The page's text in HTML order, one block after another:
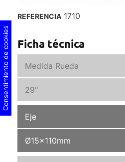
REFERENCIA 1710
Ficha técnica
Medida Rueda
29"
Eje
Ø15x110mm
Consentimiento de cookies